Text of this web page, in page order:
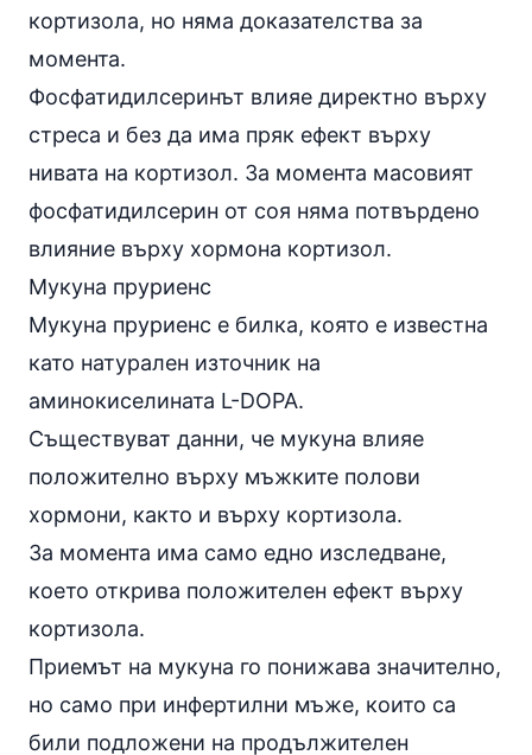
кортизола, но няма доказателства за
момента.
Фосфатидилсеринът влияе директно върху
стреса и без да има пряк ефект върху
нивата на кортизол. За момента масовият
фосфатидилсерин от соя няма потвърдено
влияние върху хормона кортизол.
Мукуна пруриенс
Мукуна пруриенс е билка, която е известна
като натурален източник на
аминокиселината L-DOPA.
Съществуват данни, че мукуна влияе
положително върху мъжките полови
хормони, както и върху кортизола.
За момента има само едно изследване,
което открива положителен ефект върху
кортизола.
Приемът на мукуна го понижава значително,
но само при инфертилни мъже, които са
били подложени на продължителен